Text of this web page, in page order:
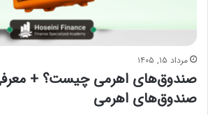
مرداد ۱۵, ۱۴۰۵
صندوق‌های اهرمی چیست؟ +
صندوق‌های اهرمی